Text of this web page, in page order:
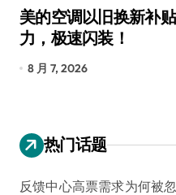
美的空调以旧换新补
力，极速闪装！
8 月 7, 2026
热门话题
反馈中心高票需求为何被